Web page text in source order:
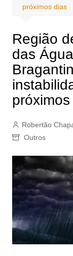
próximos dias
Região
das
Robertão
Outros